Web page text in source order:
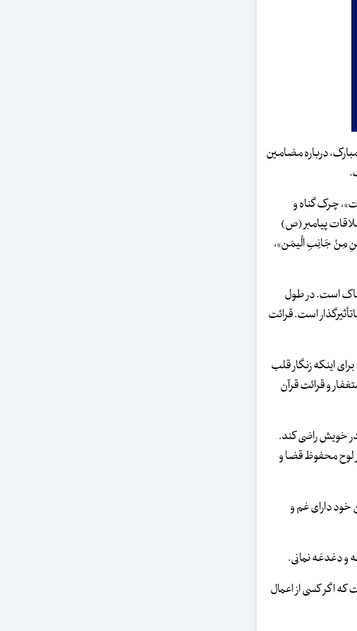
شرح دعای روز سیزدهم ماه مبارک رمضان، ضمن توصیه به خواند دعای «مجیر» در روزهای ۱۳، ۱۴ و ۱۵ ماه مبارک، درباره مضامین
چرک گناه و
پیامبر (ص)
مِنْ جَانِبِ الْیمَن»،
است. در طول
است. قرائت
اینکه زنگار قلب
و قرائت قرآن
خویش راضی کند.
لوح محفوظ قضا و
خود دارای غم و
و دغدغه نمانی.
که اگر کسی از اعمال